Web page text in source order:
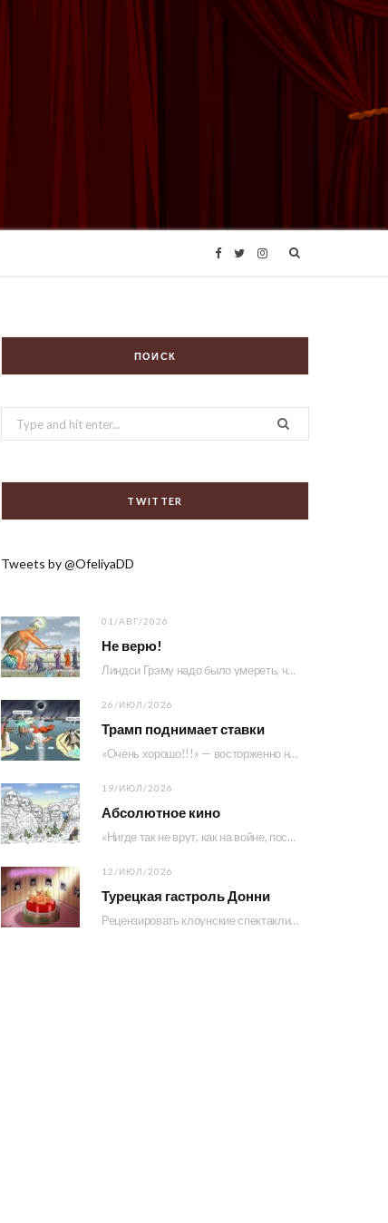
F
b
o
T
t
e
I
a
g
ПОИСК
Search
for:
TWITTER
Tweets by @OfeliyaDD
01/АВГ/2026
Не верю!
Линдси Грэму надо было умереть, чтобы Сенат принял его законопроект. А Зеленскому пришлось принять участие…
26/ИЮЛ/2026
Трамп поднимает ставки
«Очень хорошо!!!» — восторженно написал Донни у себя в Truth Social, поделившись фрагментом предстоящего интервью Лоры Лумер…
19/ИЮЛ/2026
Абсолютное кино
«Нигде так не врут, как на войне, после охоты и перед выборами», — говорил то…
12/ИЮЛ/2026
Турецкая гастроль Донни
Рецензировать клоунские спектакли Донни и его многочисленной свиты на полном серьезе — нет смысла. Конечно…